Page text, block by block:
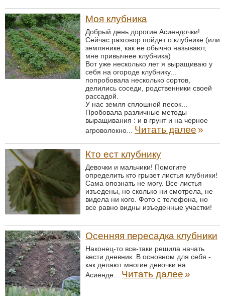
Моя клубника
Добрый день дорогие Асиендочки!
Сейчас разговор пойдет о клубнике (или
землянике, как ее обычно называют,
мне привычнее клубника)
Вот уже несколько лет я выращиваю у
себя на огороде клубнику...
попробовала несколько сортов,
делились соседи, родственники своей
рассадой.
У нас земля сплошной песок...
Пробовала различные методы
выращивания : и в грунт и на черное
агроволокно... Читать далее»
Кто ест клубнику
Девочки и мальчики! Помогите
определить кто грызет листья клубники!
Сама опознать не могу. Все листья
изъедены, но сколько ни смотрела, не
видела ни кого. Фото с телефона, но
все равно видны изъеденные участки!
Осенняя пересадка клубники
Наконец-то все-таки решила начать
вести дневник. В основном для себя -
как делают многие девочки на
Асиенде... Читать далее»